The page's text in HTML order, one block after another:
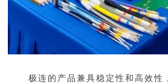
极连的产品兼具稳定性和高效性